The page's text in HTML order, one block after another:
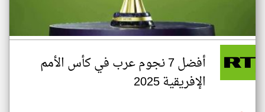
أفضل 7 نجوم عرب في كأس الأمم
الإفريقية 2025